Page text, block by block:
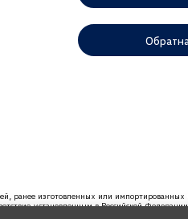
ранее изготовленных или
установленным в Российской